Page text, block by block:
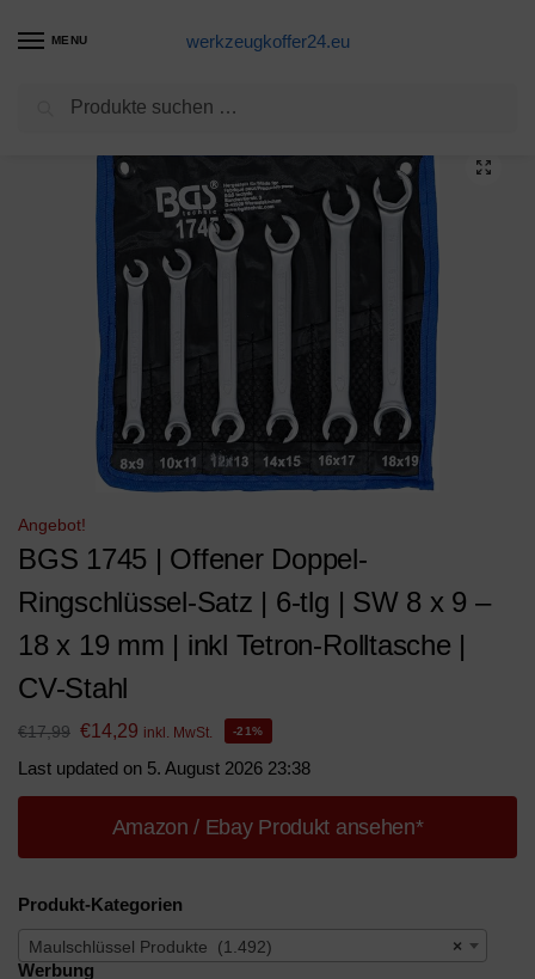
MENU werkzeugkoffer24.eu
Maulschlüssel Produkte
Angebot!
BGS 1745 | Offener Doppel-
Ringschlüssel-Satz | 6-tlg | SW 8 x 9 –
18 x 19 mm | inkl Tetron-Rolltasche |
CV-Stahl
€17,99 €14,29 inkl. MwSt. -21%
Last updated on 5. August 2026 23:38
Amazon / Ebay Produkt ansehen*
Produkt-Kategorien
×
Maulschlüssel Produkte (1.492)
Werbung